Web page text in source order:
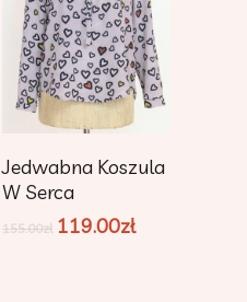
Add To Cart
Jedwabna Koszula
W Serca
155.00zł 119.00zł